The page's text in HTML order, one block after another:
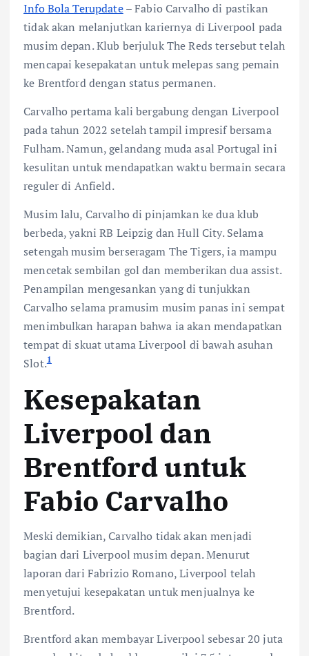
Info Bola Terupdate– Fabio Carvalho di pastikan
tidak akan melanjutkan kariernya di Liverpool pada
musim depan. Klub berjuluk The Reds tersebut telah
mencapai kesepakatan untuk melepas sang pemain
ke Brentford dengan status permanen.
Carvalho pertama kali bergabung dengan Liverpool
pada tahun 2022 setelah tampil impresif bersama
Fulham. Namun, gelandang muda asal Portugal ini
kesulitan untuk mendapatkan waktu bermain secara
reguler di Anfield.
Musim lalu, Carvalho di pinjamkan ke dua klub
berbeda, yakni RB Leipzig dan Hull City. Selama
setengah musim berseragam The Tigers, ia mampu
mencetak sembilan gol dan memberikan dua assist.
Penampilan mengesankan yang di tunjukkan
Carvalho selama pramusim musim panas ini sempat
menimbulkan harapan bahwa ia akan mendapatkan
tempat di skuat utama Liverpool di bawah asuhan
Slot.1
Kesepakatan
Liverpool dan
Brentford untuk
Fabio Carvalho
Meski demikian, Carvalho tidak akan menjadi
bagian dari Liverpool musim depan. Menurut
laporan dari Fabrizio Romano, Liverpool telah
menyetujui kesepakatan untuk menjualnya ke
Brentford.
Brentford akan membayar Liverpool sebesar 20 juta